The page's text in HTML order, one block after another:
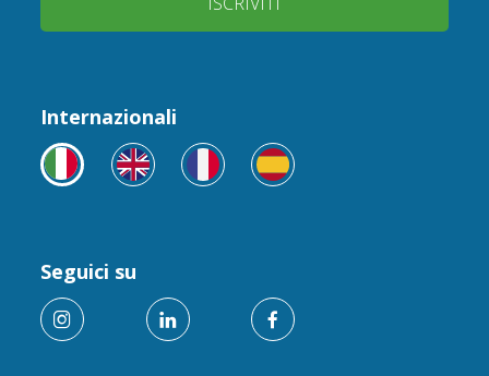
Internazionali
Seguici su